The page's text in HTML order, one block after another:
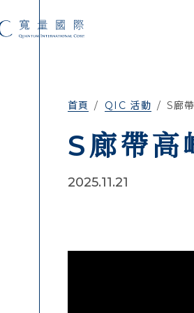
首頁 QIC 活動 S廊
S廊帶高
2025.11.21